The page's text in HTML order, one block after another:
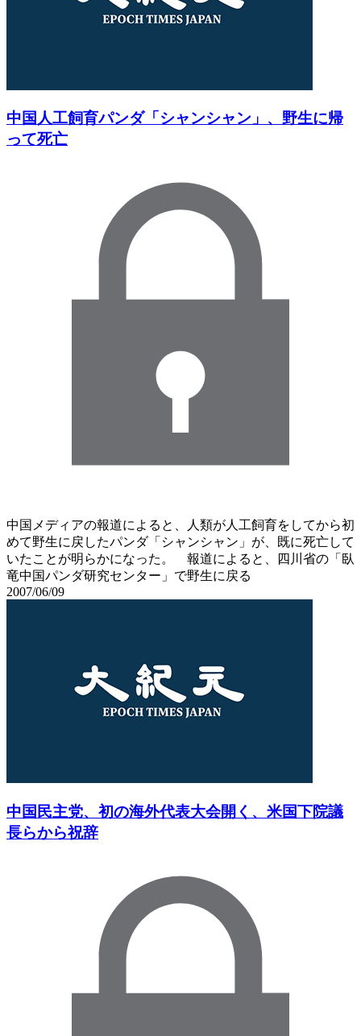
中国人工飼育パンダ「シャンシャン」、野生に帰
って死亡
中国メディアの報道によると、人類が人工飼育をしてから初
めて野生に戻したパンダ「シャンシャン」が、既に死亡して
いたことが明らかになった。 報道によると、四川省の「臥
竜中国パンダ研究センター」で野生に戻る
2007/06/09
中国民主党、初の海外代表大会開く、米国下院議
長らから祝辞